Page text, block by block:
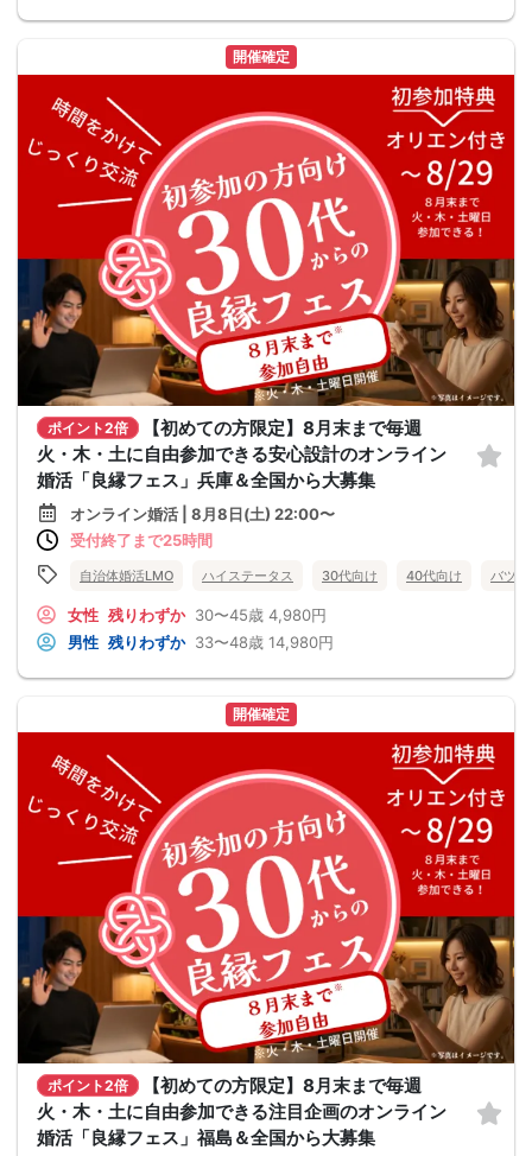
開催確定
ポイント2倍
【初めての方限定】8月末まで毎週
火・木・土に自由参加できる安心設計のオンライン
婚活「良縁フェス」兵庫＆全国から大募集
オンライン婚活 | 8月8日(土) 22:00〜
受付終了まで25時間
自治体婚活LMO ハイステータス 30代向け 40代向け バツ
女性 残りわずか 30〜45歳 4,980円
男性 残りわずか 33〜48歳 14,980円
開催確定
ポイント2倍
【初めての方限定】8月末まで毎週
火・木・土に自由参加できる注目企画のオンライン
婚活「良縁フェス」福島＆全国から大募集